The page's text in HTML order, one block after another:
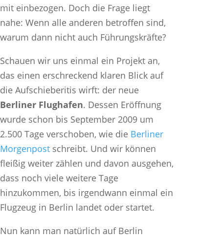
mit einbezogen. Doch die Frage liegt
nahe: Wenn alle anderen betroffen sind,
warum dann nicht auch Führungskräfte?
Schauen wir uns einmal ein Projekt an,
das einen erschreckend klaren Blick auf
die Aufschieberitis wirft: der neue
Berliner Flughafen. Dessen Eröffnung
wurde schon bis September 2009 um
2.500 Tage verschoben, wie die Berliner
Morgenpost schreibt. Und wir können
fleißig weiter zählen und davon ausgehen,
dass noch viele weitere Tage
hinzukommen, bis irgendwann einmal ein
Flugzeug in Berlin landet oder startet.
Nun kann man natürlich auf Berlin